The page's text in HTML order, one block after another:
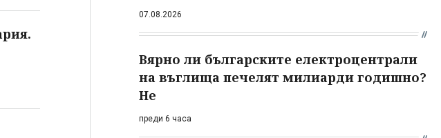
07.08.2026
Вярно ли българските електроцентрали
на въглища печелят милиарди годишно?
Не
преди 6 часа